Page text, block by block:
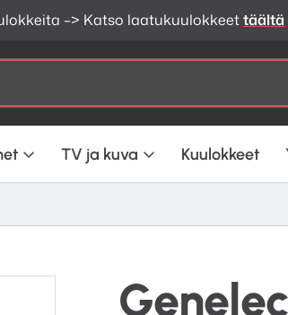
–> Katso laatukuulokkeettäältä
TV ja kuva Kuulokkeet